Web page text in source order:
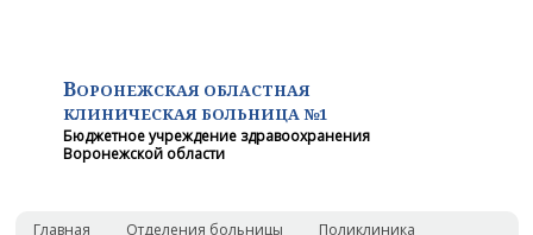
ВОРОНЕЖСКАЯ ОБЛАСТНАЯ
КЛИНИЧЕСКАЯ БОЛЬНИЦА №1
Бюджетное учреждение здравоохранения
Воронежской области
Главная Отделения больницы
Поликлиника